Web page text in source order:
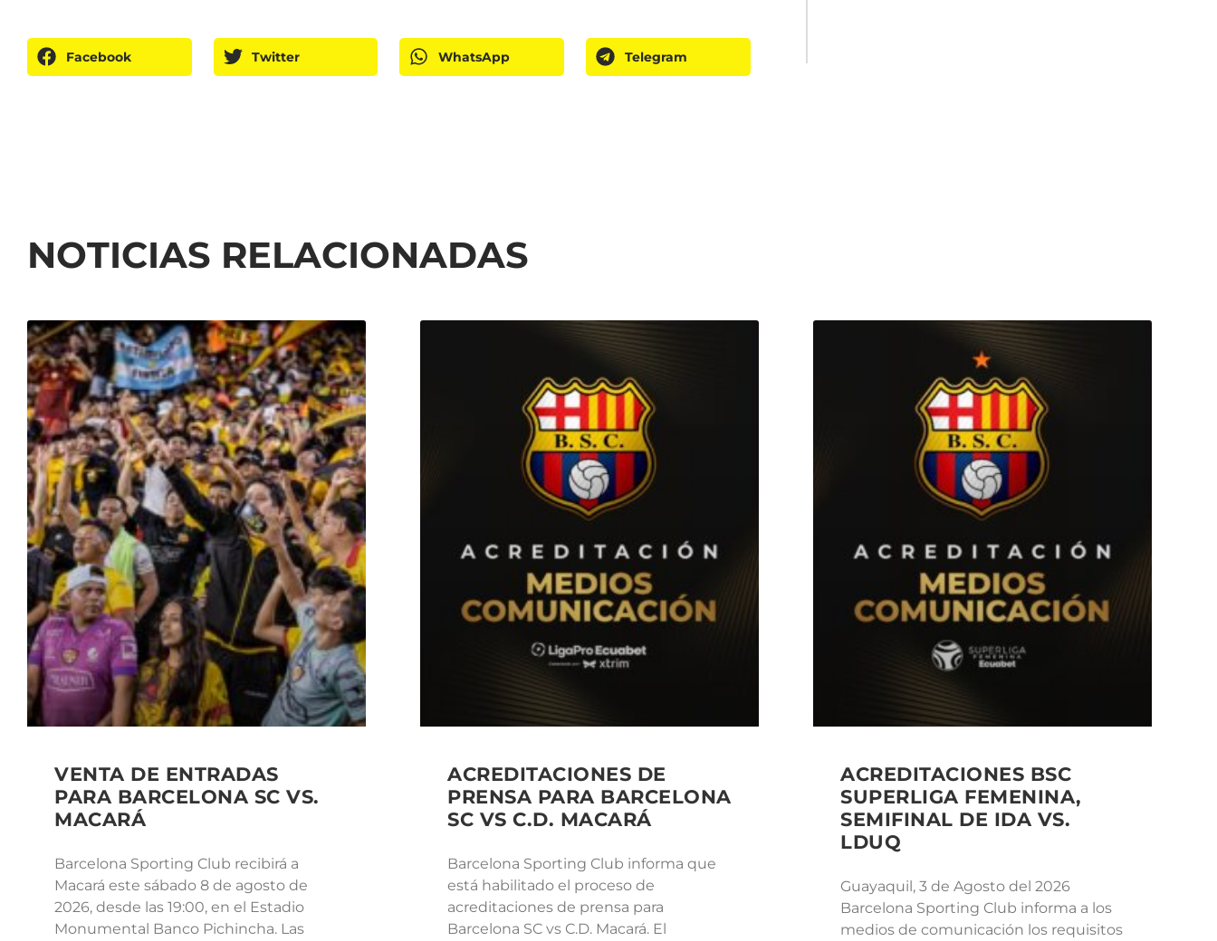
Facebook Twitter WhatsApp Telegram
NOTICIAS RELACIONADAS
VENTA DE ENTRADAS
PARA BARCELONA SC VS.
MACARÁ
Barcelona Sporting Club recibirá a
Macará este sábado 8 de agosto de
2026, desde las 19:00, en el Estadio
Monumental Banco Pichincha. Las
ACREDITACIONES DE
PRENSA PARA BARCELONA
SC VS C.D. MACARÁ
Barcelona Sporting Club informa que
está habilitado el proceso de
acreditaciones de prensa para
Barcelona SC vs C.D. Macará. El
ACREDITACIONES BSC
SUPERLIGA FEMENINA,
SEMIFINAL DE IDA VS.
LDUQ
Guayaquil, 3 de Agosto del 2026
Barcelona Sporting Club informa a los
medios de comunicación los requisitos